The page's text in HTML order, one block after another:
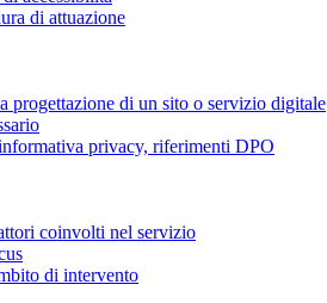
di attuazione
progettazione di un sito o servizio digitale
privacy, riferimenti DPO
coinvolti nel servizio
di intervento